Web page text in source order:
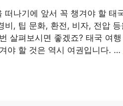
떠나기에 앞서 꼭 챙겨야 할 태
비, 팁 문화, 환전, 비자, 전압
살펴보시면 좋겠죠? 태국 여
야 할 것은 역시 여권입니다. …